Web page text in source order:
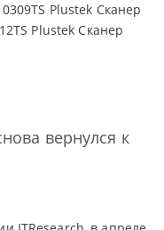
Plustek Cканер
Plustek Cканер
вернулся к